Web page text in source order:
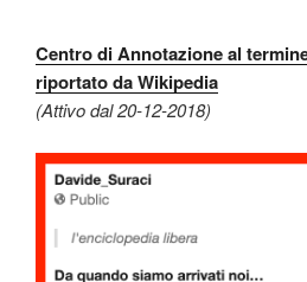
Centro di Annotazione al
riportato da Wikipedia
(Attivo dal 20-12-2018)